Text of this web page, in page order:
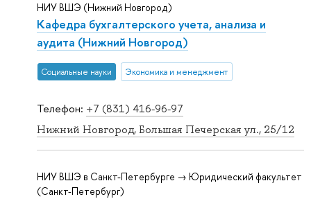
Телефон: +7 (831) 416-96-97
Нижний Новгород, Большая Печерская ул., 25/12
НИУ ВШЭ (Нижний Новгород)
Кафедра бухгалтерского учета, анализа и
аудита (Нижний Новгород)
Социальные науки Экономика и менеджмент
НИУ ВШЭ в Санкт-Петербурге → Юридический факультет
(Санкт-Петербург)